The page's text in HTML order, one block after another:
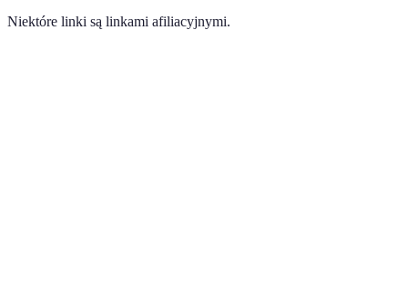
Niektóre linki są linkami afiliacyjnymi.